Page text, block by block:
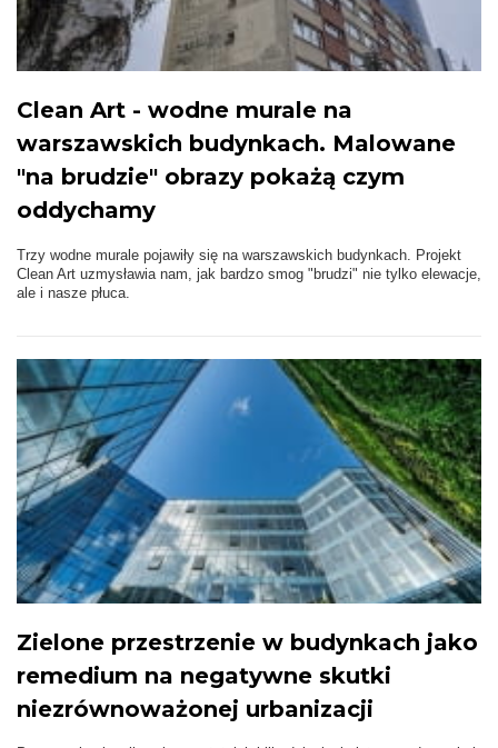
Clean Art - wodne murale na
warszawskich budynkach. Malowane
"na brudzie" obrazy pokażą czym
oddychamy
Trzy wodne murale pojawiły się na warszawskich budynkach. Projekt
Clean Art uzmysławia nam, jak bardzo smog "brudzi" nie tylko elewacje,
ale i nasze płuca.
Zielone przestrzenie w budynkach jako
remedium na negatywne skutki
niezrównoważonej urbanizacji